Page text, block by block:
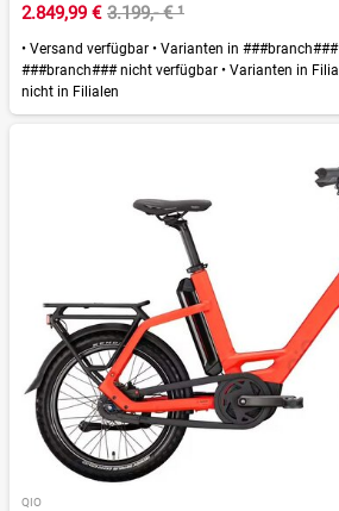
2.849,99 € 3.199,- €¹
• Versand verfügbar • Varianten in
###branch### nicht verfügbar • Varianten in
nicht in Filialen
QIO